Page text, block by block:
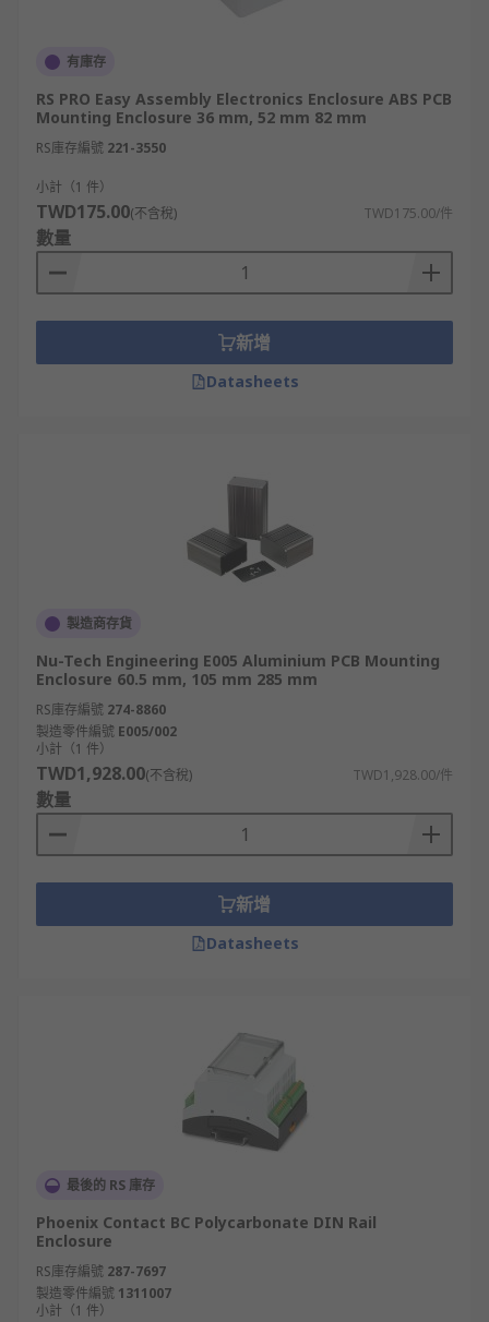
有庫存
RS PRO Easy Assembly Electronics Enclosure ABS PCB
Mounting Enclosure 36 mm, 52 mm 82 mm
RS庫存編號 221-3550
小計（1 件）
TWD175.00(不含稅) TWD175.00/件
數量
新增
Datasheets
製造商存貨
Nu-Tech Engineering E005 Aluminium PCB Mounting
Enclosure 60.5 mm, 105 mm 285 mm
RS庫存編號 274-8860
製造零件編號 E005/002
小計（1 件）
TWD1,928.00(不含稅) TWD1,928.00/件
數量
新增
Datasheets
最後的 RS 庫存
Phoenix Contact BC Polycarbonate DIN Rail
Enclosure
RS庫存編號 287-7697
製造零件編號 1311007
小計（1 件）